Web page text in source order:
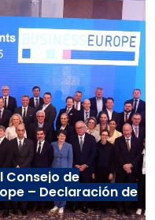
Consejo de
– Declaración de